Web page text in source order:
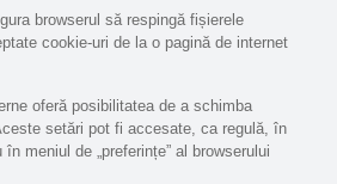
browserul să respingă fișierele
cookie-uri de la o pagină de internet
oferă posibilitatea de a schimba
setări pot fi accesate, ca regulă, în
în meniul de „preferințe” al browserului